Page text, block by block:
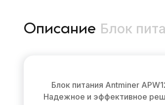
Описание Блок
Блок питания Antminer
Надежное и эффективное